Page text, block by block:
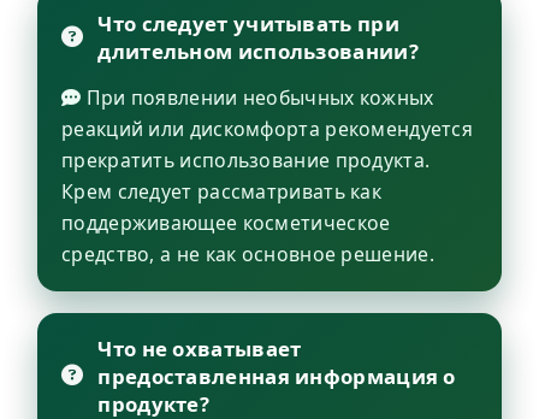
Что следует учитывать при
длительном использовании?
При появлении необычных кожных
реакций или дискомфорта рекомендуется
прекратить использование продукта.
Крем следует рассматривать как
поддерживающее косметическое
средство, а не как основное решение.
Что не охватывает
предоставленная информация о
продукте?